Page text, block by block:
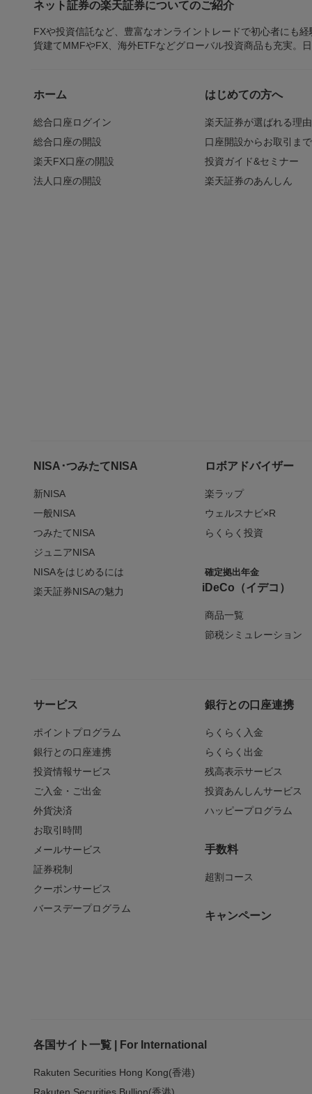
ネット証券の楽天証券についてのご紹介
FXや投資信託など、豊富なオンライントレードで初心者にも
貨建てMMFやFX、海外ETFなどグローバル投資商品も充実。
ホーム
総合口座ログイン
総合口座の開設
楽天FX口座の開設
法人口座の開設
はじめての方へ
楽天証券が選ばれる理由
口座開設からお取引ま
投資ガイド&セミナー
楽天証券のあんしん
NISA･つみたてNISA
新NISA
一般NISA
つみたてNISA
ジュニアNISA
NISAをはじめるには
楽天証券NISAの魅力
ロボアドバイザー
楽ラップ
ウェルスナビ×R
らくらく投資
確定拠出年金
iDeCo（イデコ）
商品一覧
節税シミュレーション
サービス
ポイントプログラム
銀行との口座連携
投資情報サービス
ご入金・ご出金
外貨決済
お取引時間
メールサービス
証券税制
クーポンサービス
バースデープログラム
銀行との口座連携
らくらく入金
らくらく出金
残高表示サービス
投資あんしんサービス
ハッピープログラム
手数料
超割コース
キャンペーン
各国サイト一覧 | For International
Rakuten Securities Hong Kong(香港)